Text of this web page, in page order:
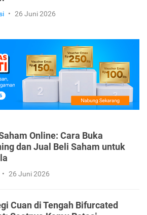
• 26 Juni 2026
Online: Cara Buka
dan Jual Beli Saham untuk
• 26 Juni 2026
Cuan di Tengah Bifurcated